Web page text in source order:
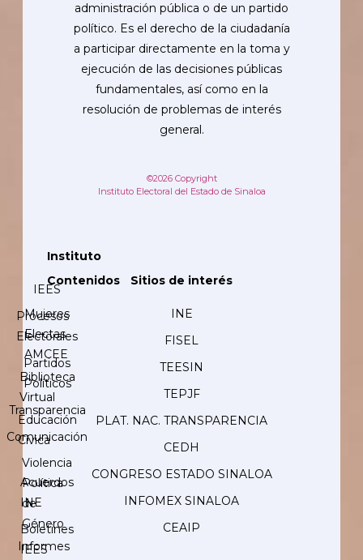
administración pública o de un partido
político. Es el derecho de la ciudadanía
a participar directamente en la toma y
ejecución de las decisiones públicas
fundamentales, así como en la
resolución de problemas de interés
general.
©2026 Copyright
Instituto Electoral del Estado de Sinaloa
Instituto
IEES
Procesos
Electorales
Partidos
Políticos
Transparencia
Comunicación
Acuerdos
INE
Boletines
IEES
Contenidos
Mujeres
Electas
AMCEE
Biblioteca
Virtual
Educación
Cívica
Violencia
Política
de
Género
Informes
Sitios de interés
INE
FISEL
TEESIN
TEPJF
PLAT. NAC. TRANSPARENCIA
CEDH
CONGRESO ESTADO SINALOA
INFOMEX SINALOA
CEAIP